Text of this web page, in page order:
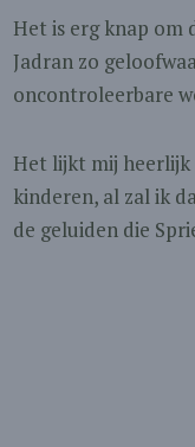
Het is erg knap om
Jadran zo
oncontroleerbare
Het lijkt mij heerlijk
kinderen, al zal ik
de geluiden die